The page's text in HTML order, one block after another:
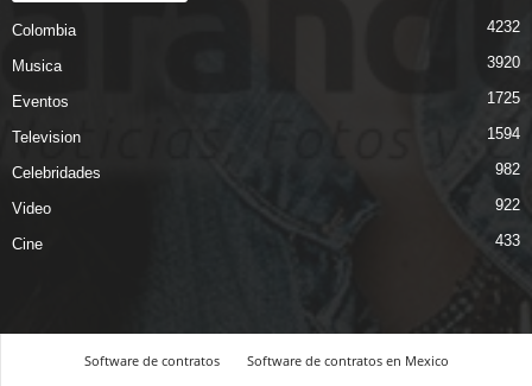
Colombia 4232
Musica 3920
Eventos 1725
Television 1594
Celebridades 982
Video 922
Cine 433
Software de contratos Software de contratos en Mexico